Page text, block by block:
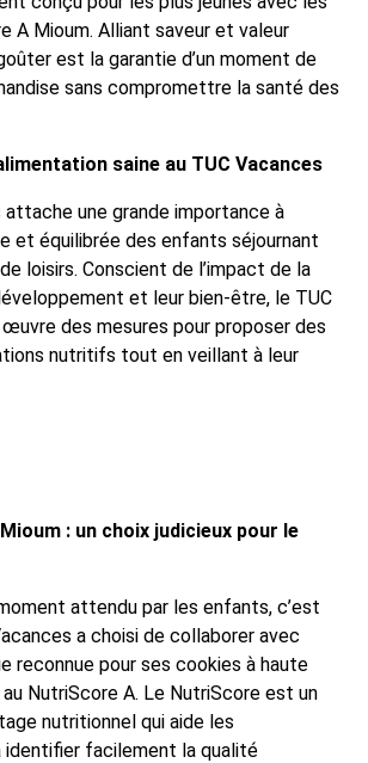
A Mioum. Alliant saveur et valeur
est la garantie d’un moment de
sans compromettre la santé des
saine au TUC Vacances
attache une grande importance à
et équilibrée des enfants séjournant
loisirs. Conscient de l’impact de la
et leur bien-être, le TUC
des mesures pour proposer des
nutritifs tout en veillant à leur
: un choix judicieux pour le
attendu par les enfants, c’est
a choisi de collaborer avec
reconnue pour ses cookies à haute
NutriScore A. Le NutriScore est un
nutritionnel qui aide les
identifier facilement la qualité